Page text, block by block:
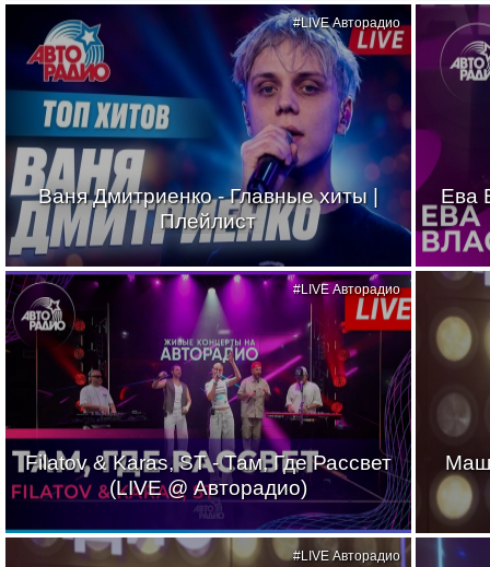
Ваня Дмитриенко - Главные хиты |
Плейлист
#LIVE Авторадио
Ева
Filatov & Karas, ST - Там, Где Рассвет
(LIVE @ Авторадио)
#LIVE Авторадио
#LIVE Авторадио